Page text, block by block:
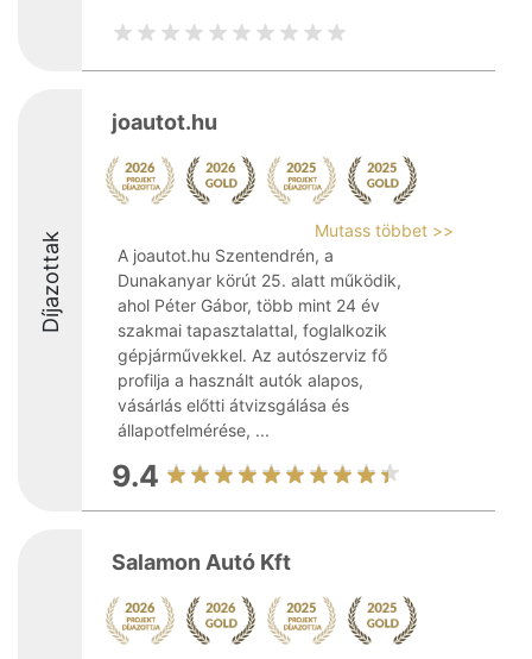
Díjazottak
joautot.hu
Mutass többet >>
A joautot.hu Szentendrén, a
Dunakanyar körút 25. alatt működik,
ahol Péter Gábor, több mint 24 év
szakmai tapasztalattal, foglalkozik
gépjárművekkel. Az autószerviz fő
profilja a használt autók alapos,
vásárlás előtti átvizsgálása és
állapotfelmérése, ...
9.4
Salamon Autó Kft